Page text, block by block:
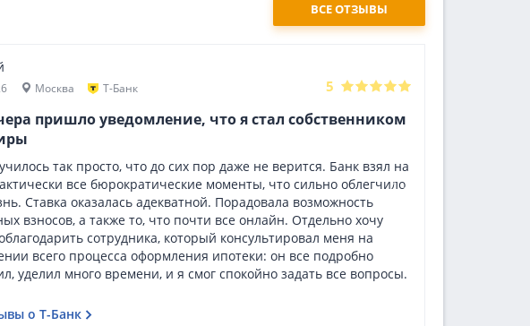
ВСЕ ОТЗЫВЫ
Т-Банк 5
Москва
пришло уведомление, что я стал собственником
так просто, что до сих пор даже не верится. Банк взял на
все бюрократические моменты, что сильно облегчило
Ставка оказалась адекватной. Порадовала возможность
взносов, а также то, что почти все онлайн. Отдельно хочу
сотрудника, который консультировал меня на
всего процесса оформления ипотеки: он все подробно
уделил много времени, и я смог спокойно задать все вопросы.
о Т-Банк